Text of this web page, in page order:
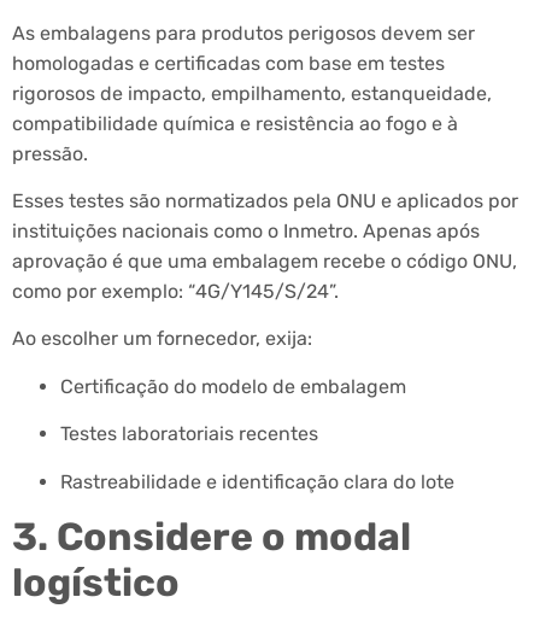
As embalagens para produtos perigosos devem ser
homologadas e certificadas com base em testes
rigorosos de impacto, empilhamento, estanqueidade,
compatibilidade química e resistência ao fogo e à
pressão.
Esses testes são normatizados pela ONU e aplicados por
instituições nacionais como o Inmetro. Apenas após
aprovação é que uma embalagem recebe o código ONU,
como por exemplo: “4G/Y145/S/24”.
Ao escolher um fornecedor, exija:
Certificação do modelo de embalagem
Testes laboratoriais recentes
Rastreabilidade e identificação clara do lote
3. Considere o modal
logístico